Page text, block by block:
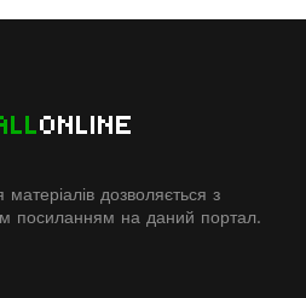
ONLINE
матеріалів дозволяється з
посиланням на даний портал.